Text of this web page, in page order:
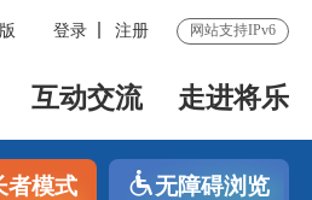
登录 注册 网站支持IPv6
互动交流 走进将乐
者模式 无障碍浏览